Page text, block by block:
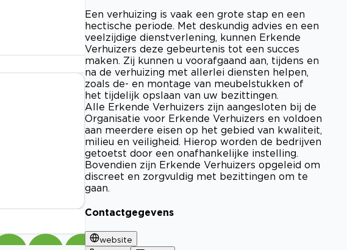
Een verhuizing is vaak een grote stap en een
hectische periode. Met deskundig advies en een
veelzijdige dienstverlening, kunnen Erkende
Verhuizers deze gebeurtenis tot een succes
maken. Zij kunnen u voorafgaand aan, tijdens en
na de verhuizing met allerlei diensten helpen,
zoals de- en montage van meubelstukken of
het tijdelijk opslaan van uw bezittingen.
Alle Erkende Verhuizers zijn aangesloten bij de
Organisatie voor Erkende Verhuizers en voldoen
aan meerdere eisen op het gebied van kwaliteit,
milieu en veiligheid. Hierop worden de bedrijven
getoetst door een onafhankelijke instelling.
Bovendien zijn Erkende Verhuizers opgeleid om
discreet en zorgvuldig met bezittingen om te
gaan.
Contactgegevens
website